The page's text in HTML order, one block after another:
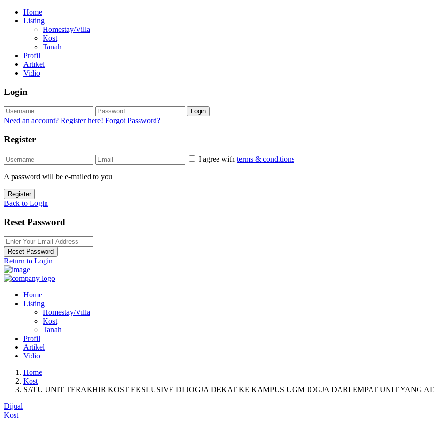
Home
Listing
Homestay/Villa
Kost
Tanah
Profil
Artikel
Vidio
Login
Login
Need an account? Register here! Forgot Password?
Register
I agree with terms & conditions
A password will be e-mailed to you
Register
Back to Login
Reset Password
Reset Password
Return to Login
Home
Listing
Homestay/Villa
Kost
Tanah
Profil
Artikel
Vidio
Home
Kost
SATU UNIT TERAKHIR KOST EKSLUSIVE DI JOGJA DEKAT KE KAMPUS UGM JOGJA DARI EMPAT UNIT YANG
Dijual
Kost